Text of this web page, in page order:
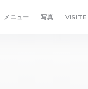
メニュー 写真 VISITE